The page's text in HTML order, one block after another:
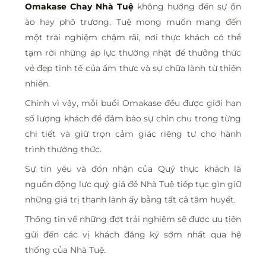
Omakase Chay Nhà Tuệkhông hướng đến sự ồn
ào hay phô trương. Tuệ mong muốn mang đến
một trải nghiệm chậm rãi, nơi thực khách có thể
tạm rời những áp lực thường nhật để thưởng thức
vẻ đẹp tinh tế của ẩm thực và sự chữa lành từ thiên
nhiên.
Chính vì vậy, mỗi buổi Omakase đều được giới hạn
số lượng khách để đảm bảo sự chỉn chu trong từng
chi tiết và giữ trọn cảm giác riêng tư cho hành
trình thưởng thức.
Sự tin yêu và đón nhận của Quý thực khách là
nguồn động lực quý giá để Nhà Tuệ tiếp tục gìn giữ
những giá trị thanh lành ấy bằng tất cả tâm huyết.
Thông tin về những đợt trải nghiệm sẽ được ưu tiên
gửi đến các vị khách đăng ký sớm nhất qua hệ
thống của Nhà Tuệ.